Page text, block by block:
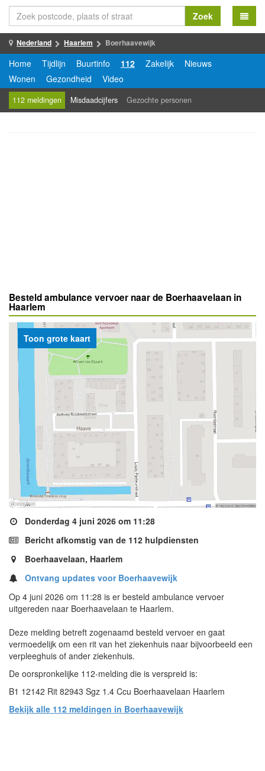
Zoek
Nederland Haarlem Boerhaavewijk
Home Tijdlijn Buurtinfo 112 Zakelijk
Nieuws
Wonen
Gezondheid Video
112 meldingen Misdaadcijfers Gezochte personen
Besteld ambulance vervoer naar de Boerhaavelaan in
Haarlem
Donderdag 4 juni 2026 om 11:28
Bericht afkomstig van de 112 hulpdiensten
Boerhaavelaan, Haarlem
Ontvang updates voor Boerhaavewijk
Op 4 juni 2026 om 11:28 is er besteld ambulance vervoer
uitgereden naar Boerhaavelaan te Haarlem.
Deze melding betreft zogenaamd besteld vervoer en gaat
vermoedelijk om een rit van het ziekenhuis naar bijvoorbeeld een
verpleeghuis of ander ziekenhuis.
De oorspronkelijke 112-melding die is verspreid is:
B1 12142 Rit 82943 Sgz 1.4 Ccu Boerhaavelaan Haarlem
Bekijk alle 112 meldingen in Boerhaavewijk
Toon grote kaart